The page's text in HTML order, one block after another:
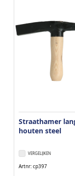
Straathamer
houten steel
VERGELIJKEN
Artnr cp397